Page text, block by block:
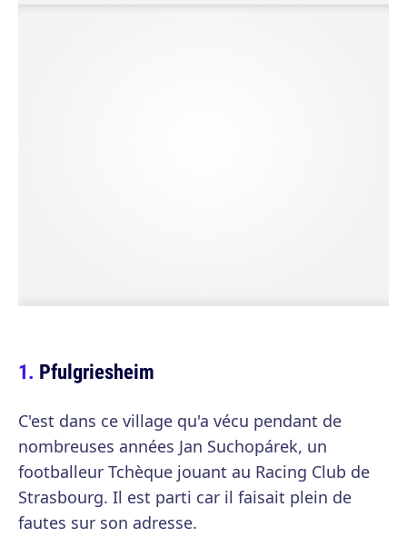
Pfulgriesheim
C'est dans ce village qu'a vécu pendant de
nombreuses années Jan Suchopárek, un
footballeur Tchèque jouant au Racing Club de
Strasbourg. Il est parti car il faisait plein de
fautes sur son adresse.